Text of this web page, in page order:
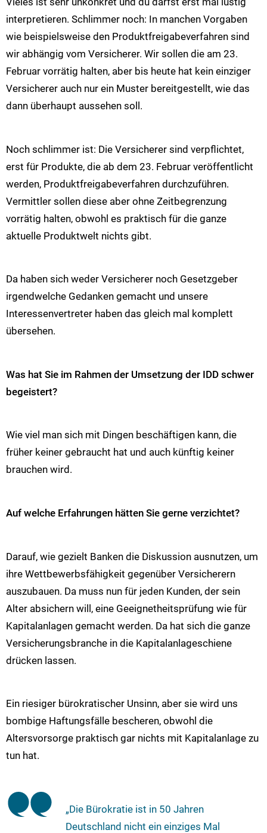
interpretieren. Schlimmer noch: In manchen Vorgaben
wie beispielsweise den Produktfreigabeverfahren sind
wir abhängig vom Versicherer. Wir sollen die am 23.
Februar vorrätig halten, aber bis heute hat kein einziger
Versicherer auch nur ein Muster bereitgestellt, wie das
dann überhaupt aussehen soll.
Noch schlimmer ist: Die Versicherer sind verpflichtet,
erst für Produkte, die ab dem 23. Februar veröffentlicht
werden, Produktfreigabeverfahren durchzuführen.
Vermittler sollen diese aber ohne Zeitbegrenzung
vorrätig halten, obwohl es praktisch für die ganze
aktuelle Produktwelt nichts gibt.
Da haben sich weder Versicherer noch Gesetzgeber
irgendwelche Gedanken gemacht und unsere
Interessenvertreter haben das gleich mal komplett
übersehen.
Was hat Sie im Rahmen der Umsetzung der IDD schwer
begeistert?
Wie viel man sich mit Dingen beschäftigen kann, die
früher keiner gebraucht hat und auch künftig keiner
brauchen wird.
Auf welche Erfahrungen hätten Sie gerne verzichtet?
Darauf, wie gezielt Banken die Diskussion ausnutzen, um
ihre Wettbewerbsfähigkeit gegenüber Versicherern
auszubauen. Da muss nun für jeden Kunden, der sein
Alter absichern will, eine Geeignetheitsprüfung wie für
Kapitalanlagen gemacht werden. Da hat sich die ganze
Versicherungsbranche in die Kapitalanlageschiene
drücken lassen.
Ein riesiger bürokratischer Unsinn, aber sie wird uns
bombige Haftungsfälle bescheren, obwohl die
Altersvorsorge praktisch gar nichts mit Kapitalanlage zu
tun hat.
„Die Bürokratie ist in 50 Jahren
Deutschland nicht ein einziges Mal